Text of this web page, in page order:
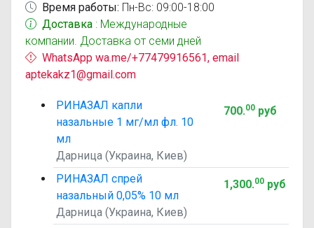
Время работы: Пн-Вс: 09:00-18:00
Доставка : Международные
компании. Доставка от семи дней
WhatsApp wa.me/+77479916561, email
aptekakz1@gmail.com
РИНАЗАЛ капли
назальные 1 мг/мл фл. 10
мл
Дарница (Украина, Киев)
700.00руб
РИНАЗАЛ спрей
назальный 0,05% 10 мл
Дарница (Украина, Киев)
1,300.00руб